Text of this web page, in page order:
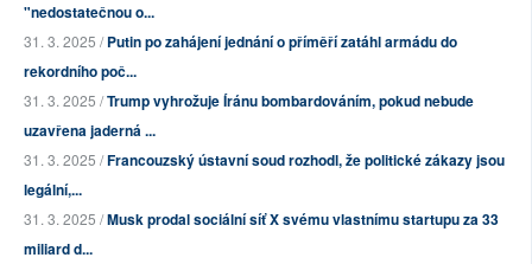
"nedostatečnou o...
31. 3. 2025 /Putin po zahájení jednání o příměří zatáhl armádu do
rekordního poč...
31. 3. 2025 /Trump vyhrožuje Íránu bombardováním, pokud nebude
uzavřena jaderná ...
31. 3. 2025 /Francouzský ústavní soud rozhodl, že politické zákazy jsou
legální,...
31. 3. 2025 /Musk prodal sociální síť X svému vlastnímu startupu za 33
miliard d...